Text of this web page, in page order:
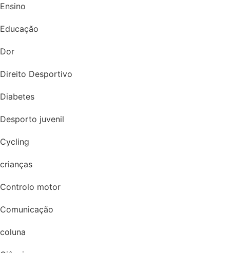
Ensino
Educação
Dor
Direito Desportivo
Diabetes
Desporto juvenil
Cycling
crianças
Controlo motor
Comunicação
coluna